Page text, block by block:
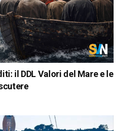
il DDL Valori del Mare e le